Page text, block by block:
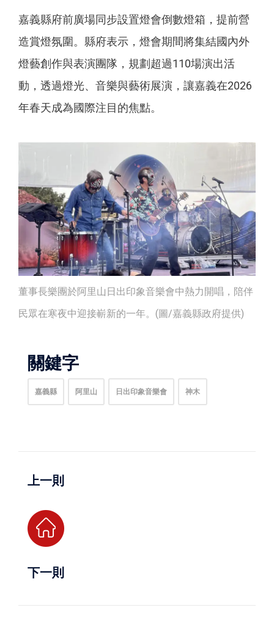
嘉義縣府前廣場同步設置燈會倒數燈箱，提前營
造賞燈氛圍。縣府表示，燈會期間將集結國內外
燈藝創作與表演團隊，規劃超過110場演出活
動，透過燈光、音樂與藝術展演，讓嘉義在2026
年春天成為國際注目的焦點。
董事長樂團於阿里山日出印象音樂會中熱力開唱，陪伴
民眾在寒夜中迎接嶄新的一年。(圖/嘉義縣政府提供)
關鍵字
嘉義縣 阿里山 日出印象音樂會 神木
上一則
下一則